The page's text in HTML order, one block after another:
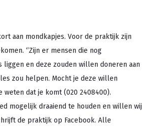
aan mondkapjes. Voor de praktijk zijn
‘’Zijn er mensen die nog
en deze zouden willen doneren aan
zou helpen. Mocht je deze willen
dat je komt (020 2408400).
mogelijk draaiend te houden en willen wij
de praktijk op Facebook. Alle